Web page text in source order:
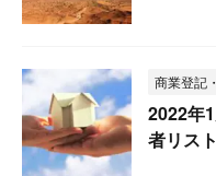
商業登記
2022年
者リス